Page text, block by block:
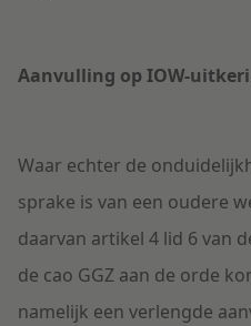
Aanvulling op IOW-
Waar echter de
sprake is van een oudere
daarvan artikel 4 lid 6 van
de cao GGZ aan de orde
namelijk een verlengde